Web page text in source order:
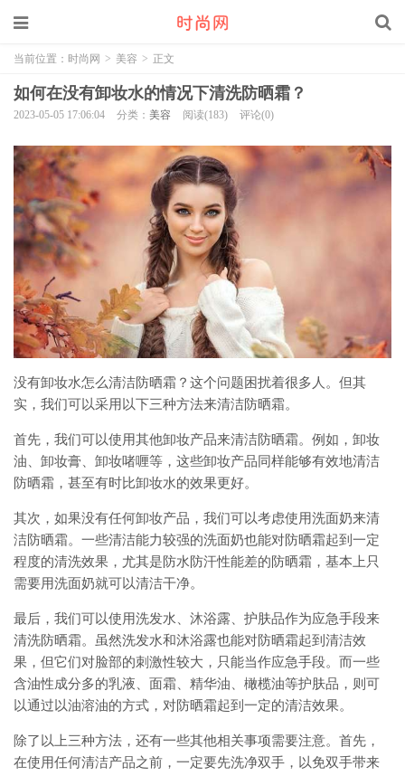
当前位置： 时尚网 > 美容 > 正文
如何在没有卸妆水的情况下清洗防晒霜？
2023-05-05 17:06:04 分类： 美容 阅读(183) 评论(0)
没有卸妆水怎么清洁防晒霜？这个问题困扰着很多人。但其
实，我们可以采用以下三种方法来清洁防晒霜。
首先，我们可以使用其他卸妆产品来清洁防晒霜。例如，卸妆
油、卸妆膏、卸妆啫喱等，这些卸妆产品同样能够有效地清洁
防晒霜，甚至有时比卸妆水的效果更好。
其次，如果没有任何卸妆产品，我们可以考虑使用洗面奶来清
洁防晒霜。一些清洁能力较强的洗面奶也能对防晒霜起到一定
程度的清洗效果，尤其是防水防汗性能差的防晒霜，基本上只
需要用洗面奶就可以清洁干净。
最后，我们可以使用洗发水、沐浴露、护肤品作为应急手段来
清洗防晒霜。虽然洗发水和沐浴露也能对防晒霜起到清洁效
果，但它们对脸部的刺激性较大，只能当作应急手段。而一些
含油性成分多的乳液、面霜、精华油、橄榄油等护肤品，则可
以通过以油溶油的方式，对防晒霜起到一定的清洁效果。
除了以上三种方法，还有一些其他相关事项需要注意。首先，
在使用任何清洁产品之前，一定要先洗净双手，以免双手带来